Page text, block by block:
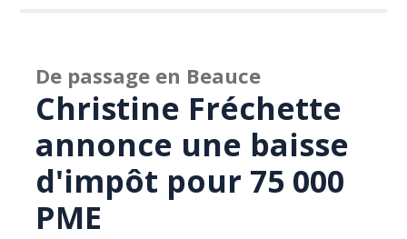
De passage en Beauce
Christine Fréchette
annonce une baisse
d'impôt pour 75 000
PME